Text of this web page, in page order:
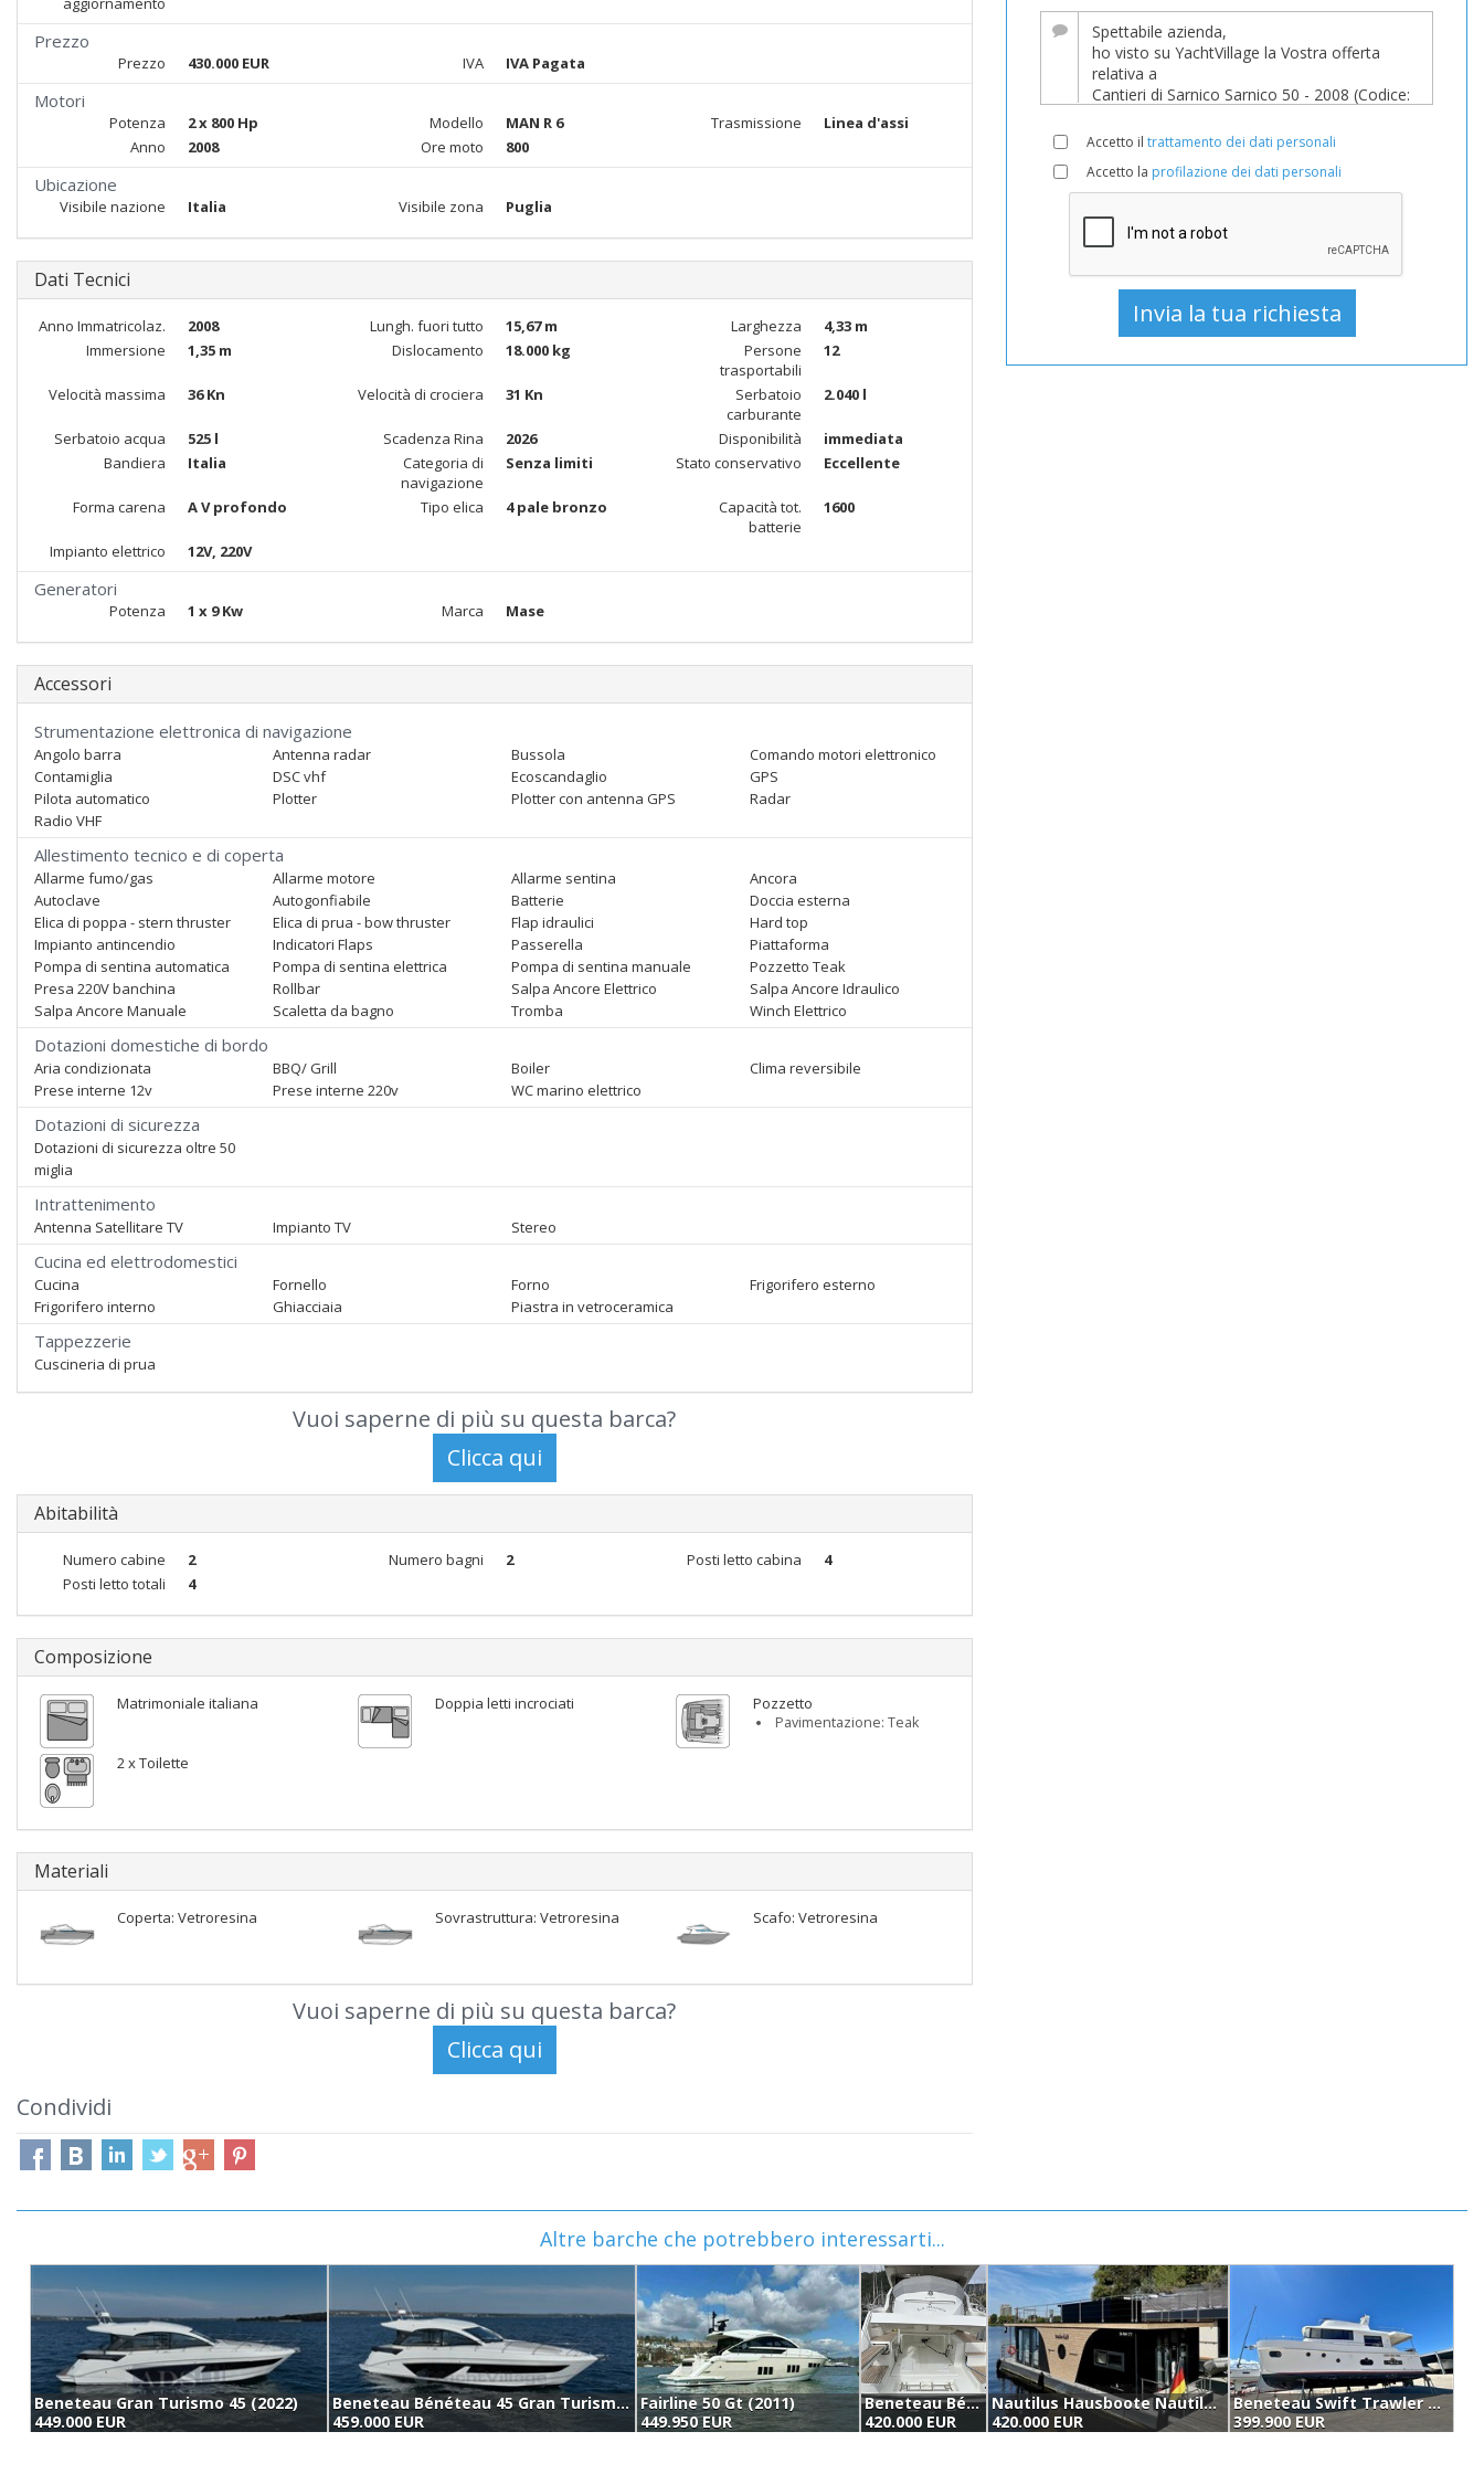
YachtVillage.net.
Barca,
Barche,
Barca
vendita,
Barche
Usato,
a
motore
Prezzo
Prezzo 430.000 EUR IVA IVA Pagata
Motori
Potenza 2 x 800 Hp Modello MAN R 6 Trasmissione
Linea d'assi
Anno
2008 Ore moto 800
Ubicazione
Visibile nazione Italia Visibile zona Puglia
Dati Tecnici
Anno Immatricolaz. 2008 Lungh. fuori tutto 15,67 m Larghezza
4,33 m
Immersione
1,35 m Dislocamento 18.000 kg
Persone
trasportabili
12
Velocità massima 36 Kn Velocità di crociera 31 Kn
Serbatoio
carburante
2.040 l
Serbatoio acqua 525 l Scadenza Rina 2026 Disponibilità
immediata
Bandiera
Italia
Categoria di
navigazione
Senza limiti Stato conservativo Eccellente
Forma carena A V profondo Tipo elica 4 pale bronzo
Capacità tot.
batterie
1600
Impianto elettrico 12V, 220V
Generatori
Potenza 1 x 9 Kw Marca Mase
Accessori
Strumentazione elettronica di navigazione
Angolo barra Antenna radar Bussola
Comando motori elettronico
Contamiglia
DSC vhf Ecoscandaglio
GPS
Pilota automatico
Plotter Plotter con antenna GPS
Radar
Radio VHF
Allestimento tecnico e di coperta
Allarme fumo/gas Allarme motore Allarme sentina
Ancora
Autoclave
Autogonfiabile Batterie
Doccia esterna
Elica di poppa - stern thruster
Elica di prua - bow thruster Flap idraulici
Hard top
Impianto antincendio
Indicatori Flaps Passerella
Piattaforma
Pompa di sentina automatica
Pompa di sentina elettrica Pompa di sentina manuale
Pozzetto Teak
Presa 220V banchina
Rollbar Salpa Ancore Elettrico
Salpa Ancore Idraulico
Salpa Ancore Manuale
Scaletta da bagno Tromba Winch Elettrico
Dotazioni domestiche di bordo
Aria condizionata BBQ/ Grill Boiler
Clima reversibile
Prese interne 12v
Prese interne 220v WC marino elettrico
Dotazioni di sicurezza
Dotazioni di sicurezza oltre 50
miglia
Intrattenimento
Antenna Satellitare TV Impianto TV Stereo
Cucina ed elettrodomestici
Cucina Fornello Forno
Frigorifero esterno
Frigorifero interno
Ghiacciaia Piastra in vetroceramica
Tappezzerie
Cuscineria di prua
Vuoi saperne di più su questa barca?
Abitabilità
Numero cabine 2 Numero bagni 2 Posti letto cabina
4
Posti letto totali
4
Composizione
Matrimoniale italiana Doppia letti incrociati Pozzetto
Pavimentazione: Teak
2 x Toilette
Materiali
Coperta: Vetroresina Sovrastruttura: Vetroresina Scafo: Vetroresina
Vuoi saperne di più su questa barca?
Condividi
Accetto il trattamento dei dati personali
Accetto la profilazione dei dati personali
Altre barche che potrebbero interessarti...
Beneteau Gran Turismo 45 (2022)
449.000 EUR
Beneteau Bénéteau 45 Gran Turismo (2022)
459.000 EUR
Fairline 50 Gt (2011)
449.950 EUR
Beneteau Bénéteau Monte Carlo 47 Feet (2011)
420.000 EUR
Nautilus Hausboote Nautilus Luxus Hausboot Mit Besonderer Raumaufteilung (2025)
420.000 EUR
Beneteau Swift Trawler 50 (2013)
399.900 EUR